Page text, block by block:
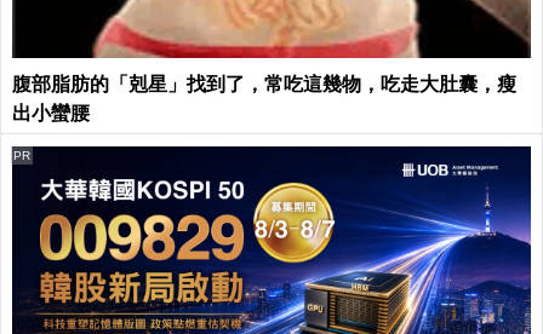
腹部脂肪的「剋星」找到了，常吃這幾物，吃走大肚囊，瘦
出小蠻腰
PR